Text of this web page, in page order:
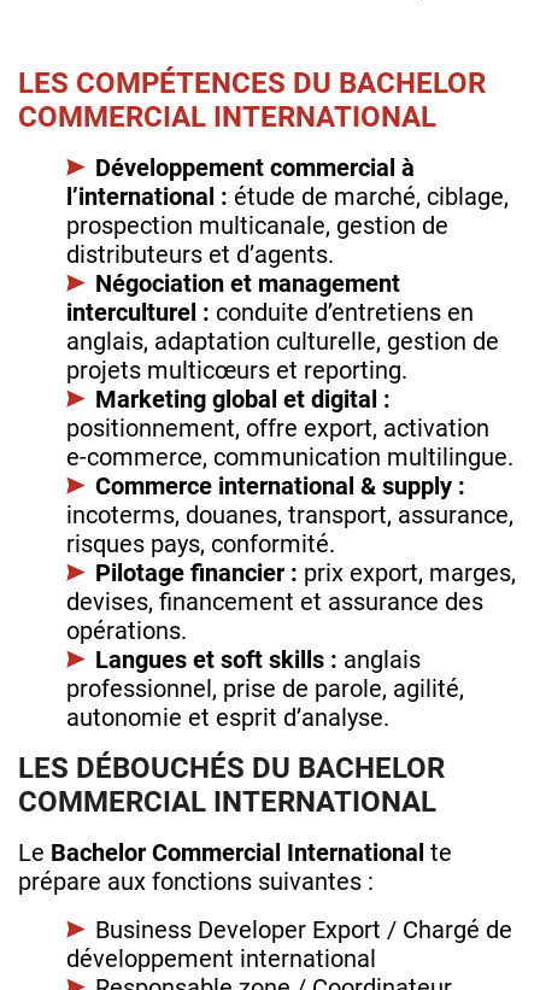
LES COMPÉTENCES DU BACHELOR
COMMERCIAL INTERNATIONAL
Développement commercial à
l’international : étude de marché, ciblage,
prospection multicanale, gestion de
distributeurs et d’agents.
Négociation et management
interculturel : conduite d’entretiens en
anglais, adaptation culturelle, gestion de
projets multicœurs et reporting.
Marketing global et digital :
positionnement, offre export, activation
e‑commerce, communication multilingue.
Commerce international & supply :
incoterms, douanes, transport, assurance,
risques pays, conformité.
Pilotage financier : prix export, marges,
devises, financement et assurance des
opérations.
Langues et soft skills : anglais
professionnel, prise de parole, agilité,
autonomie et esprit d’analyse.
LES DÉBOUCHÉS DU BACHELOR
COMMERCIAL INTERNATIONAL
Le Bachelor Commercial International te
prépare aux fonctions suivantes :
Business Developer Export / Chargé de
développement international